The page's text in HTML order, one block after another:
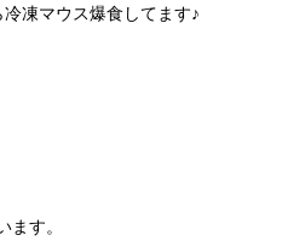
凍マウス爆食してます♪
す。